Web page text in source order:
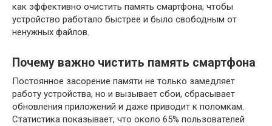
как эффективно очистить память смартфона, чтобы
устройство работало быстрее и было свободным от
ненужных файлов.
Почему важно чистить память смартфона
Постоянное засорение памяти не только замедляет
работу устройства, но и вызывает сбои, сбрасывает
обновления приложений и даже приводит к поломкам.
Статистика показывает, что около 65% пользователей